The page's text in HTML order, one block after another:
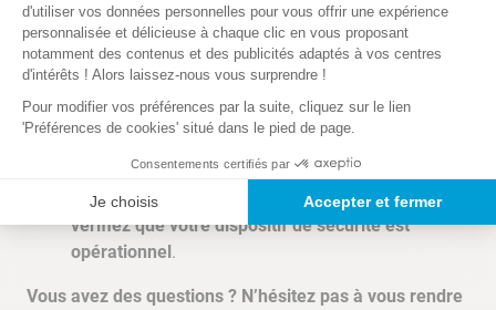
accompagner dans cette démarche.
Vérifiez l’horlogede programmation de votre
coffret électrique.
pendant la nuitafin de conserver efficacement la
du lendemain.
Avant la remise en service de votre bassin,
vérifiez que votre dispositif de sécurité est
opérationnel.
Vous avez des questions ? N’hésitez pas à vous rendre
d'utiliser vos données personnelles pour vous offrir une expérience
personnalisée et délicieuse à chaque clic en vous proposant
notamment des contenus et des publicités adaptés à vos centres
d'intérêts ! Alors laissez-nous vous surprendre !
Pour modifier vos préférences par la suite, cliquez sur le lien
'Préférences de cookies' situé dans le pied de page.
Consentements certifiés par
Je choisis Accepter et fermer